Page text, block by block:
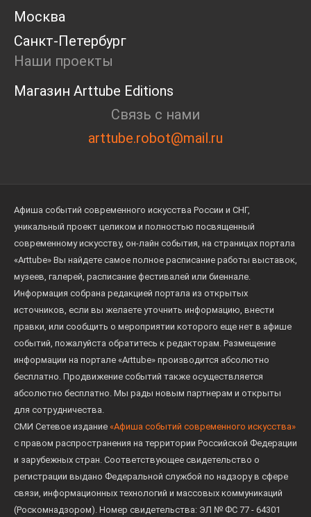
Cosmoscow 2024
Blazar 2024
Встречи
Круглый стол
Москва
Санкт-Петербург
Наши проекты
Магазин Arttube Editions
Связь с нами
arttube.robot@mail.ru
Афиша событий современного искусства России и СНГ,
уникальный проект целиком и полностью посвященный
современному искусству, он-лайн события, на страницах портала
«Arttube» Вы найдете самое полное расписание работы выставок,
музеев, галерей, расписание фестивалей или биеннале.
Информация собрана редакцией портала из открытых
источников, если вы желаете уточнить информацию, внести
правки, или сообщить о мероприятии которого еще нет в афише
событий, пожалуйста обратитесь к редакторам. Размещение
информации на портале «Arttube» производится абсолютно
бесплатно. Продвижение событий также осуществляется
абсолютно бесплатно. Мы рады новым партнерам и открыты
для сотрудничества.
СМИ Сетевое издание «Афиша событий современного искусства»
с правом распространения на территории Российской Федерации
и зарубежных стран. Соответствующее свидетельство о
регистрации выдано Федеральной службой по надзору в сфере
связи, информационных технологий и массовых коммуникаций
(Роскомнадзором). Номер свидетельства: ЭЛ № ФС 77 - 64301